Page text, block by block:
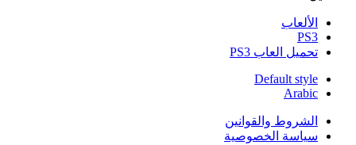
الألعاب
PS3
تحميل العاب PS3
Default style
Arabic
الشروط والقوانين
سياسة الخصوصية